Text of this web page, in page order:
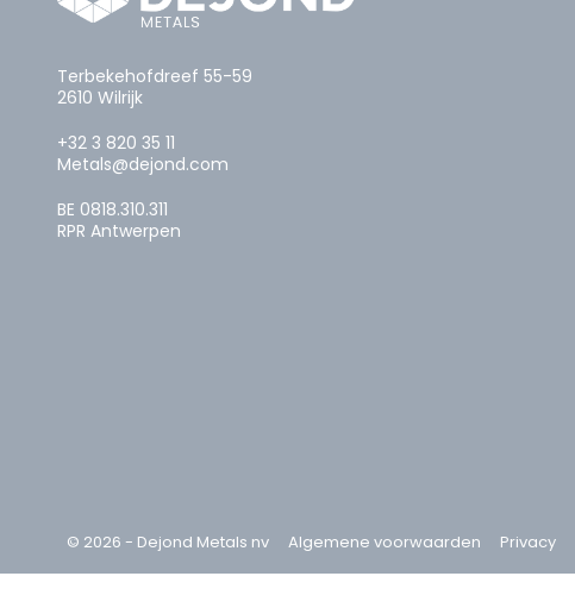
Terbekehofdreef 55-59
2610 Wilrijk
+32 3 820 35 11
Metals@dejond.com
BE 0818.310.311
RPR Antwerpen
© 2026 - Dejond Metals nv Algemene voorwaarden Privacy